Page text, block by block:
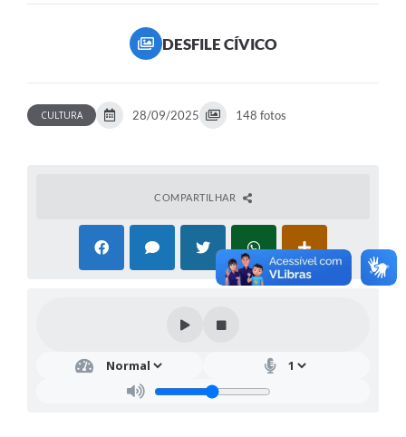
DESFILE CÍVICO
CULTURA 28/09/2025 148 fotos
COMPARTILHAR